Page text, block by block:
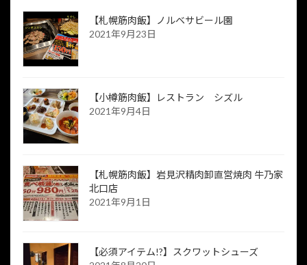
【札幌筋肉飯】ノルベサビール園
2021年9月23日
【小樽筋肉飯】レストラン シズル
2021年9月4日
【札幌筋肉飯】岩見沢精肉卸直営焼肉 牛乃家
北口店
2021年9月1日
【必須アイテム!?】スクワットシューズ